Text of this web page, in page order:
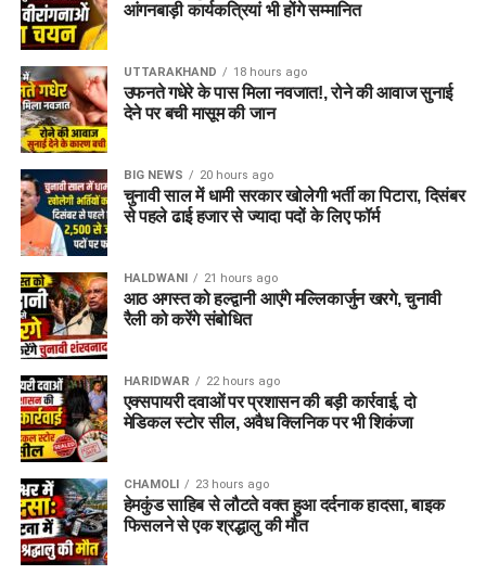
आंगनबाड़ी कार्यकत्रियां भी होंगे सम्मानित
UTTARAKHAND 18 hours ago
उफनते गधेरे के पास मिला नवजात!, रोने की आवाज सुनाई
देने पर बची मासूम की जान
BIG NEWS 20 hours ago
चुनावी साल में धामी सरकार खोलेगी भर्ती का पिटारा, दिसंबर
से पहले ढाई हजार से ज्यादा पदों के लिए फॉर्म
HALDWANI 21 hours ago
आठ अगस्त को हल्द्वानी आएंगे मल्लिकार्जुन खरगे, चुनावी
रैली को करेंगे संबोधित
HARIDWAR 22 hours ago
एक्सपायरी दवाओं पर प्रशासन की बड़ी कार्रवाई, दो
मेडिकल स्टोर सील, अवैध क्लिनिक पर भी शिकंजा
CHAMOLI 23 hours ago
हेमकुंड साहिब से लौटते वक्त हुआ दर्दनाक हादसा, बाइक
फिसलने से एक श्रद्धालु की मौत